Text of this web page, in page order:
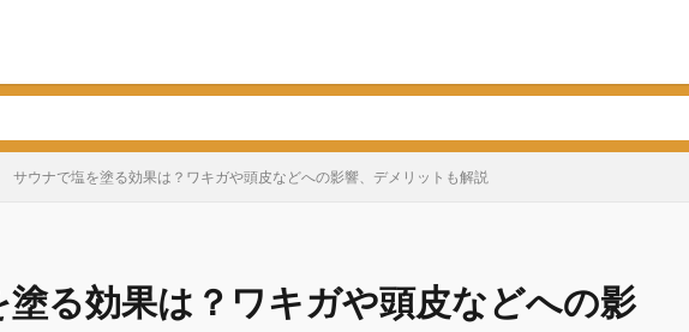
サウナで塩を塗る効果は？ワキガや頭皮などへの影響、デメリットも解説
る効果は？ワキガや頭皮などへの影